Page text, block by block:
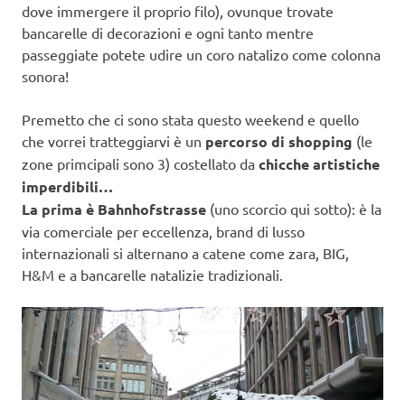
dove immergere il proprio filo), ovunque trovate
bancarelle di decorazioni e ogni tanto mentre
passeggiate potete udire un coro natalizo come colonna
sonora!
Premetto che ci sono stata questo weekend e quello
che vorrei tratteggiarvi è un percorso di shopping (le
zone primcipali sono 3) costellato da chicche artistiche
imperdibili…
La prima è Bahnhofstrasse (uno scorcio qui sotto): è la
via comerciale per eccellenza, brand di lusso
internazionali si alternano a catene come zara, BIG,
H&M e a bancarelle natalizie tradizionali.